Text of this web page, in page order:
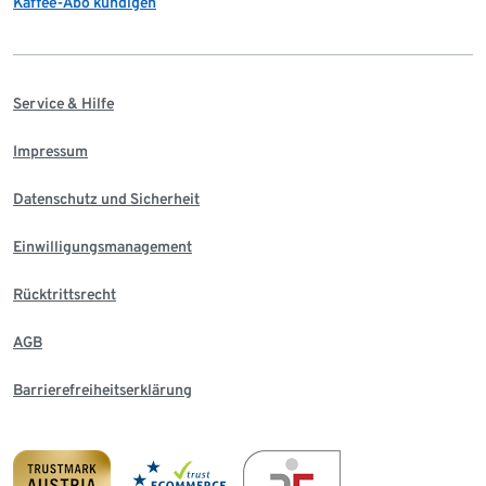
Service & Hilfe
Impressum
Datenschutz und Sicherheit
Einwilligungsmanagement
Rücktrittsrecht
AGB
Barrierefreiheitserklärung